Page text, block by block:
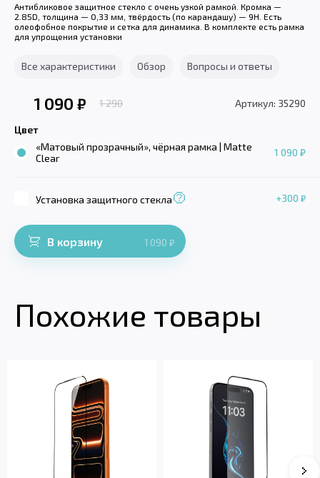
Антибликовое защитное стекло с очень узкой рамкой. Кромка —
2.85D, толщина — 0,33 мм, твёрдость (по карандашу) — 9H. Есть
олеофобное покрытие и сетка для динамика. В комплекте есть рамка
для упрощения установки
Все характеристики Обзор Вопросы и ответы
1 090 ₽ 1 290 Артикул: 35290
Цвет
«Матовый прозрачный», чёрная рамка | Matte
Clear
1 090 ₽
Установка защитного стекла +300 ₽
В корзину 1 090 ₽
Похожие товары